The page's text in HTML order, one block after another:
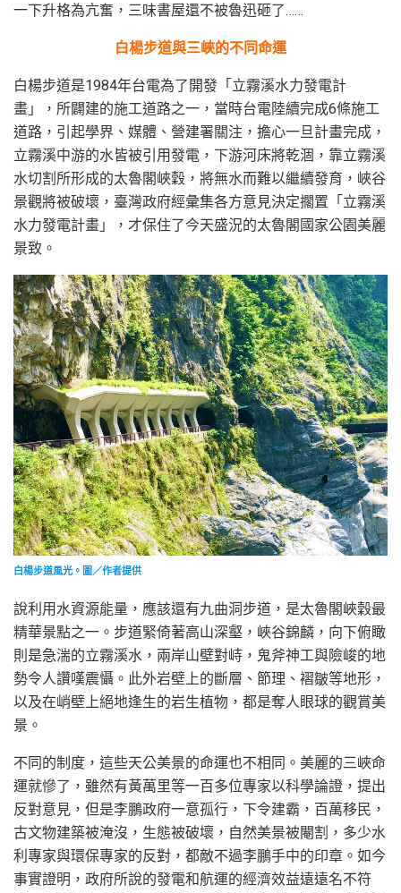
一下升格為亢奮，三味書屋還不被魯迅砸了……
白楊步道與三峽的不同命運
白楊步道是1984年台電為了開發「立霧溪水力發電計
畫」，所闢建的施工道路之一，當時台電陸續完成6條施工
道路，引起學界、媒體、營建署關注，擔心一旦計畫完成，
立霧溪中游的水皆被引用發電，下游河床將乾涸，靠立霧溪
水切割所形成的太魯閣峽穀，將無水而難以繼續發育，峽谷
景觀將被破壞，臺灣政府經彙集各方意見決定擱置「立霧溪
水力發電計畫」，才保住了今天盛況的太魯閣國家公園美麗
景致。
白楊步道風光。圖／作者提供
說利用水資源能量，應該還有九曲洞步道，是太魯閣峽穀最
精華景點之一。步道緊倚著高山深壑，峽谷錦麟，向下俯瞰
則是急湍的立霧溪水，兩岸山壁對峙，鬼斧神工與險峻的地
勢令人讚嘆震懾。此外岩壁上的斷層、節理、褶皺等地形，
以及在峭壁上絕地逢生的岩生植物，都是奪人眼球的觀賞美
景。
不同的制度，這些天公美景的命運也不相同。美麗的三峽命
運就慘了，雖然有黃萬里等一百多位專家以科學論證，提出
反對意見，但是李鵬政府一意孤行，下令建霸，百萬移民，
古文物建築被淹沒，生態被破壞，自然美景被閹割，多少水
利專家與環保專家的反對，都敵不過李鵬手中的印章。如今
事實證明，政府所說的發電和航運的經濟效益遠遠名不符